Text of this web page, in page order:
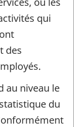
qui
des
au niveau le
du